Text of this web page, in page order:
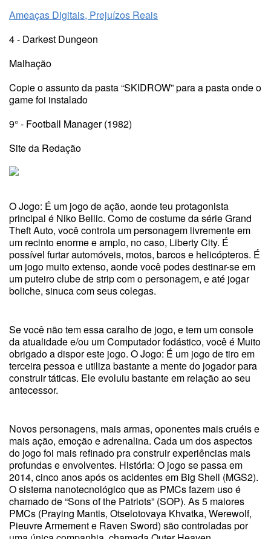
Ameaças Digitais, Prejuízos Reais
4 - Darkest Dungeon
Malhação
Copie o assunto da pasta “SKIDROW” para a pasta onde o
game foi instalado
9° - Football Manager (1982)
Site da Redação
O Jogo: É um jogo de ação, aonde teu protagonista
principal é Niko Bellic. Como de costume da série Grand
Theft Auto, você controla um personagem livremente em
um recinto enorme e amplo, no caso, Liberty City. É
possível furtar automóveis, motos, barcos e helicópteros. É
um jogo muito extenso, aonde você podes destinar-se em
um puteiro clube de strip com o personagem, e até jogar
boliche, sinuca com seus colegas.
Se você não tem essa caralho de jogo, e tem um console
da atualidade e/ou um Computador fodástico, você é Muito
obrigado a dispor este jogo. O Jogo: É um jogo de tiro em
terceira pessoa e utiliza bastante a mente do jogador para
construir táticas. Ele evoluiu bastante em relação ao seu
antecessor.
Novos personagens, mais armas, oponentes mais cruéis e
mais ação, emoção e adrenalina. Cada um dos aspectos
do jogo foi mais refinado pra construir experiências mais
profundas e envolventes. História: O jogo se passa em
2014, cinco anos após os acidentes em Big Shell (MGS2).
O sistema nanotecnológico que as PMCs fazem uso é
chamado de “Sons of the Patriots” (SOP). As 5 maiores
PMCs (Praying Mantis, Otselotovaya Khvatka, Werewolf,
Pieuvre Armement e Raven Sword) são controladas por